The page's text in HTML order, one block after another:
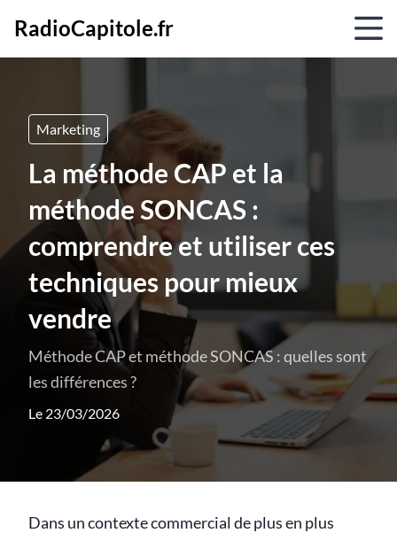
RadioCapitole.fr
Marketing
La méthode CAP et la
méthode SONCAS :
comprendre et utiliser ces
techniques pour mieux
vendre
Méthode CAP et méthode SONCAS : quelles sont
les différences ?
Le 23/03/2026
Dans un contexte commercial de plus en plus